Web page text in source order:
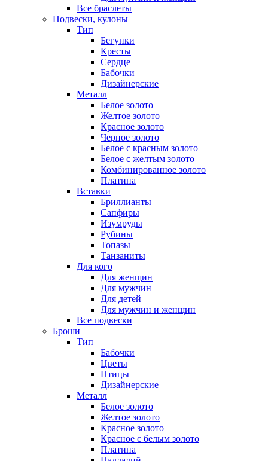
Все браслеты
Подвески, кулоны
Тип
Бегунки
Кресты
Сердце
Бабочки
Дизайнерские
Металл
Белое золото
Желтое золото
Красное золото
Черное золото
Белое с красным золото
Белое с желтым золото
Комбинированное золото
Платина
Вставки
Бриллианты
Сапфиры
Изумруды
Рубины
Топазы
Танзаниты
Для кого
Для женщин
Для мужчин
Для детей
Для мужчин и женщин
Все подвески
Броши
Тип
Бабочки
Цветы
Птицы
Дизайнерские
Металл
Белое золото
Желтое золото
Красное золото
Красное с белым золото
Платина